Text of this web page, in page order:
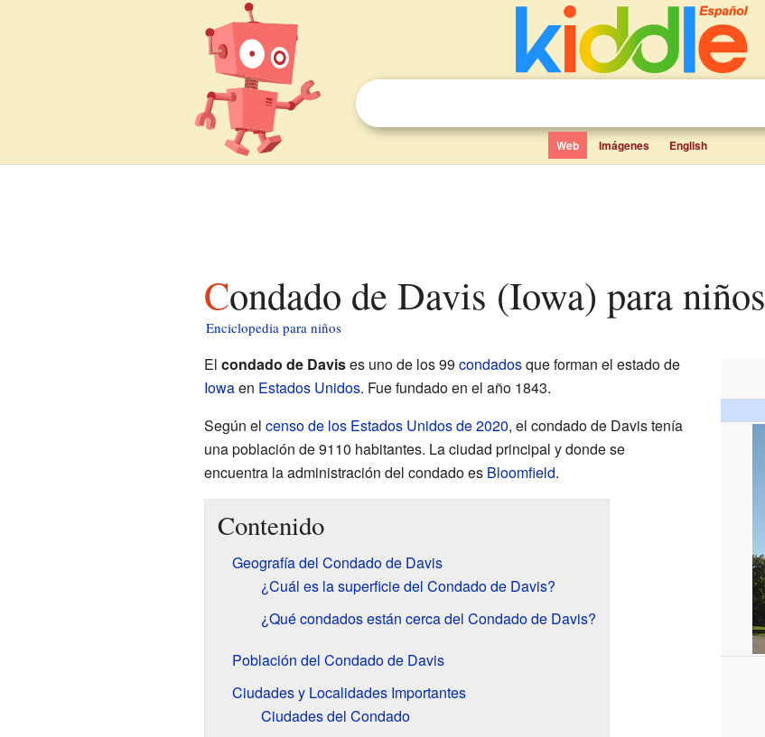
Web Imágenes English
Condado de Davis (Iowa) para niños
Enciclopedia para niños
El condado de Davises uno de los 99 condadosque forman el estado de
Iowaen Estados Unidos. Fue fundado en el año 1843.
Según el censo de los Estados Unidos de 2020, el condado de Davis tenía
una población de 9110 habitantes. La ciudad principal y donde se
encuentra la administración del condado es Bloomfield.
Contenido
Geografía del Condado de Davis
¿Cuál es la superficie del Condado de Davis?
¿Qué condados están cerca del Condado de Davis?
Población del Condado de Davis
Ciudades y Localidades Importantes
Ciudades del Condado